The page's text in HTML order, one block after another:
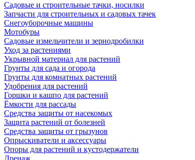
Садовые и строительные тачки, носилки
Запчасти для строительных и садовых тачек
Снегоуборочные машины
Мотобуры
Садовые измельчители и зернодробилки
Уход за растениями
Укрывной материал для растений
Грунты для сада и огорода
Грунты для комнатных растений
Удобрения для растений
Горшки и кашпо для растений
Ёмкости для рассады
Средства защиты от насекомых
Защита растений от болезней
Средства защиты от грызунов
Опрыскиватели и аксессуары
Опоры для растений и кустодержатели
Дренаж